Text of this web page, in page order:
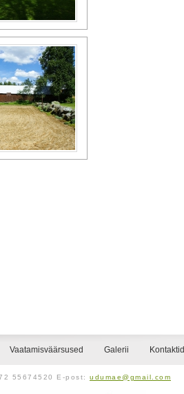
Vaatamisväärsused Galerii Kontaktid
55674520 E-post: udumae@gmail.com